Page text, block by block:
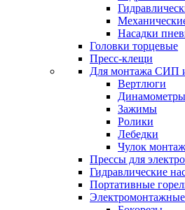
Насадки
Головки торцевые
Пресс-клещи
Для монтажа СИП
Вертлюги
Динамометры
Зажимы
Ролики
Лебедки
Чулок
Прессы для
Гидравлические
Портативные